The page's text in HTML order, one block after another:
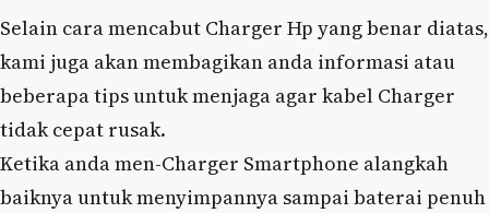
Selain cara mencabut Charger Hp yang benar diatas,
kami juga akan membagikan anda informasi atau
beberapa tips untuk menjaga agar kabel Charger
tidak cepat rusak.
Ketika anda men-Charger Smartphone alangkah
baiknya untuk menyimpannya sampai baterai penuh